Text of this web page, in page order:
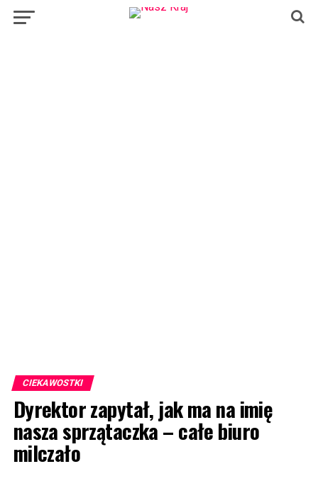
CIEKAWOSTKI
Dyrektor zapytał, jak ma na imię
nasza sprzątaczka – całe biuro
milczało